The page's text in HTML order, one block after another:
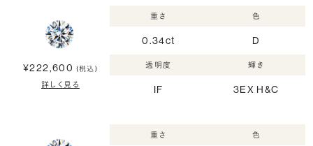
¥222,600 (税込)
詳しく見る
重さ
0.34ct
色
D
透明度
IF
輝き
3EX H&C
重さ 色